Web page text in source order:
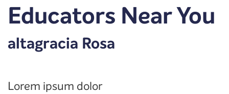
Educators Near You
altagracia Rosa
Lorem ipsum dolor